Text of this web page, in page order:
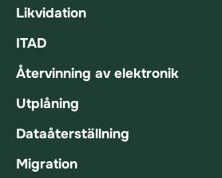
Likvidation
ITAD
Återvinning av elektronik
Utplåning
Dataåterställning
Migration